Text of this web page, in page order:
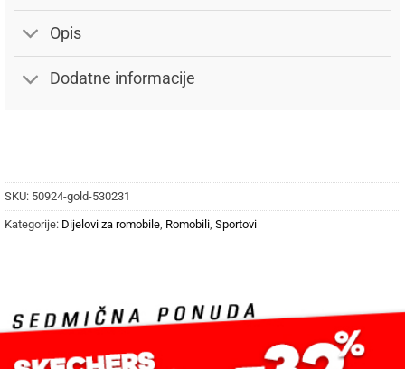
Opis
Dodatne informacije
SKU: 50924-gold-530231
Kategorije: Dijelovi za romobile, Romobili, Sportovi